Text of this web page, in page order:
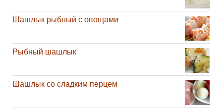
Шашлык рыбный с овощами
Рыбный шашлык
Шашлык со сладким перцем